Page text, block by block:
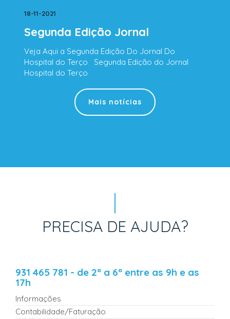
18-11-2021
Segunda Edição Jornal
Veja Aqui a Segunda Edição Do Jornal Do
Hospital do Terço Segunda Edição do Jornal
Hospital do Terço
Mais notícias
PRECISA DE AJUDA?
931 465 781 - de 2ª a 6ª entre as 9h e as
17h
Informações
Contabilidade/Faturação